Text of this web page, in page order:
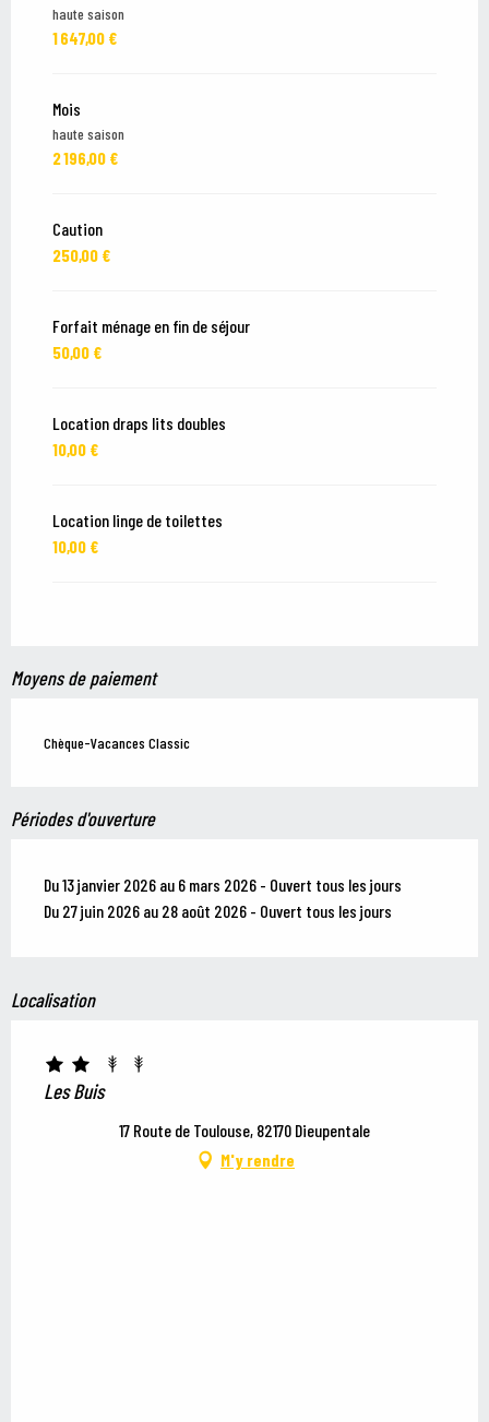
haute saison
1 647,00 €
Mois
haute saison
2 196,00 €
Caution
250,00 €
Forfait ménage en fin de séjour
50,00 €
Location draps lits doubles
10,00 €
Location linge de toilettes
10,00 €
Moyens de paiement
Chèque-Vacances Classic
Périodes d'ouverture
Du 13 janvier 2026 au 6 mars 2026 - Ouvert tous les jours
Du 27 juin 2026 au 28 août 2026 - Ouvert tous les jours
Localisation
Les Buis
17 Route de Toulouse, 82170 Dieupentale
M'y rendre